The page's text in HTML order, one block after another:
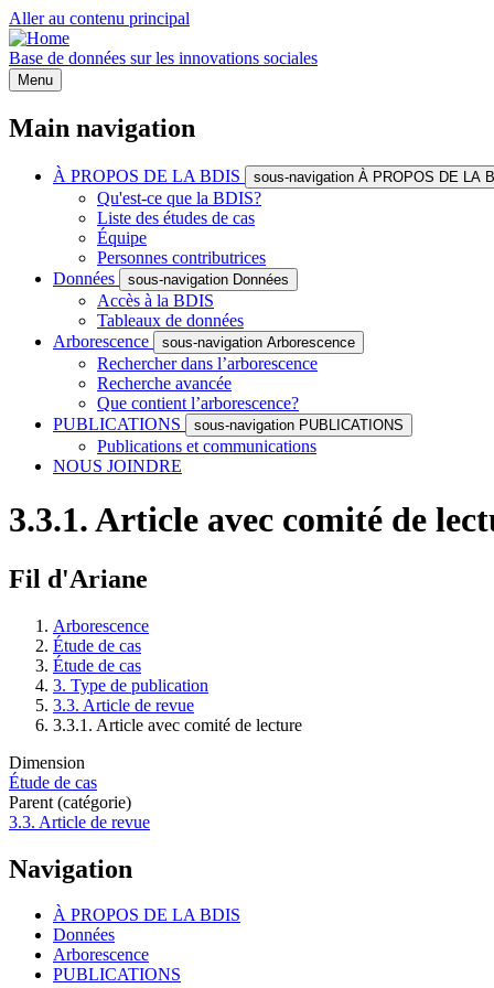
Aller au contenu principal
Base de données sur les innovations sociales
Menu
Main navigation
À PROPOS DE LA BDIS sous-navigation À PROPOS DE LA
Qu'est-ce que la BDIS?
Liste des études de cas
Équipe
Personnes contributrices
Données
sous-navigation Données
Accès à la BDIS
Tableaux de données
Arborescence
sous-navigation Arborescence
Rechercher dans l’arborescence
Recherche avancée
Que contient l’arborescence?
PUBLICATIONS
sous-navigation PUBLICATIONS
Publications et communications
NOUS JOINDRE
3.3.1. Article avec comité de
Fil d'Ariane
Arborescence
Étude de cas
Étude de cas
3. Type de publication
3.3. Article de revue
3.3.1. Article avec comité de lecture
Dimension
Étude de cas
Parent (catégorie)
3.3. Article de revue
Navigation
À PROPOS DE LA BDIS
Données
Arborescence
PUBLICATIONS